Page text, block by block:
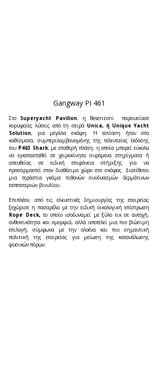
Gangway PI 461
Στο Superyacht Pavilion, η Besenzoni  παρουσίασε
κορυφαίες λύσεις από τη σειρά Unica, ή Unique Yacht
Solution, για μεγάλα σκάφη. Η εστίαση ήταν στα
καθίσματα, συμπεριλαμβανομένης της τελευταίας έκδοσης
του P463 Shark, με σταθερή πλάτη, η οποία μπορεί εύκολα
να εγκατασταθεί σε χειροκίνητα συρόμενα στηρίγματα ή
απευθείας σε ειδική επιφάνεια στήριξης για να
προσαρμοστεί στον διαθέσιμο χώρο στο σκάφος. Διατίθεται
μια τεράστια γκάμα πιθανών συνδυασμών δερμάτινων
ταπετσαριών βινυλίου.
Επιπλέον, από τις ελκυστικές δημιουργίες της εταιρείας
ξεχώρισε η πασαρέλα με την ειδική οικολογική επίστρωση
Rope Deck, το οποίο ισοδυναμεί με ξύλο τικ σε αντοχή,
ανθεκτικότητα και ομορφιά, αλλά αποτελεί μια πιο βιώσιμη
επιλογή, σύμφωνα με την ολοένα και πιο σημαντική
πολιτική της εταιρείας για μείωση της κατανάλωσης
φυσικών πόρων.